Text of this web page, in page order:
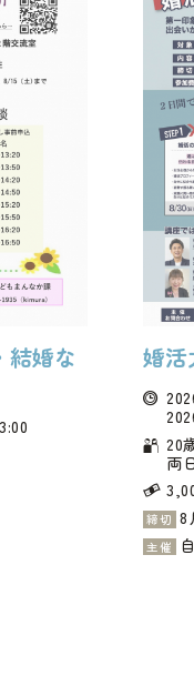
結婚な
婚活
20
両
締切 8
主催